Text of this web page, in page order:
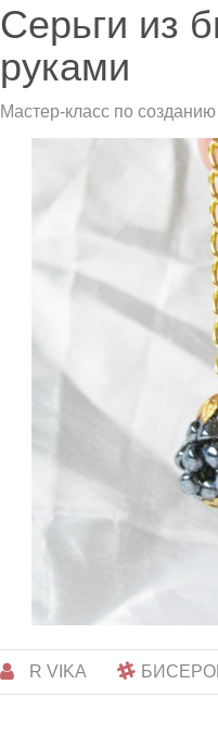
Серьги из
руками
Мастер-класс по
R VIKA